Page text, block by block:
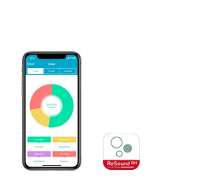
för Premium-
av motsvarande